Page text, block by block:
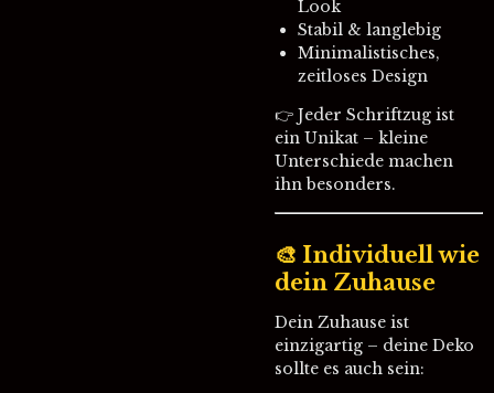
Look
Stabil & langlebig
Minimalistisches,
zeitloses Design
👉 Jeder Schriftzug ist
ein Unikat – kleine
Unterschiede machen
ihn besonders.
🎨 Individuell wie
dein Zuhause
Dein Zuhause ist
einzigartig – deine Deko
sollte es auch sein: